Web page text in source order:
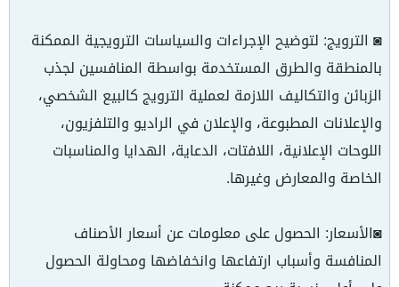
◙ الترويج: لتوضيح الإجراءات والسياسات الترويجية الممكنة
بالمنطقة والطرق المستخدمة بواسطة المنافسين لجذب
الزبائن والتكاليف اللازمة لعملية الترويج كالبيع الشخصي،
والإعلانات المطبوعة، والإعلان في الراديو والتلفزيون،
اللوحات الإعلانية، اللافتات، الدعاية، الهدايا والمناسبات
الخاصة والمعارض وغيرها.
◙الأسعار: الحصول على معلومات عن أسعار الأصناف
المنافسة وأسباب ارتفاعها وانخفاضها ومحاولة الحصول